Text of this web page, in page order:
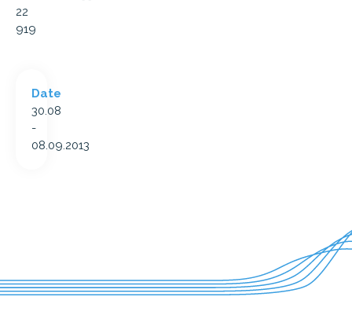
22
919
Date
30.08
-
08.09.2013